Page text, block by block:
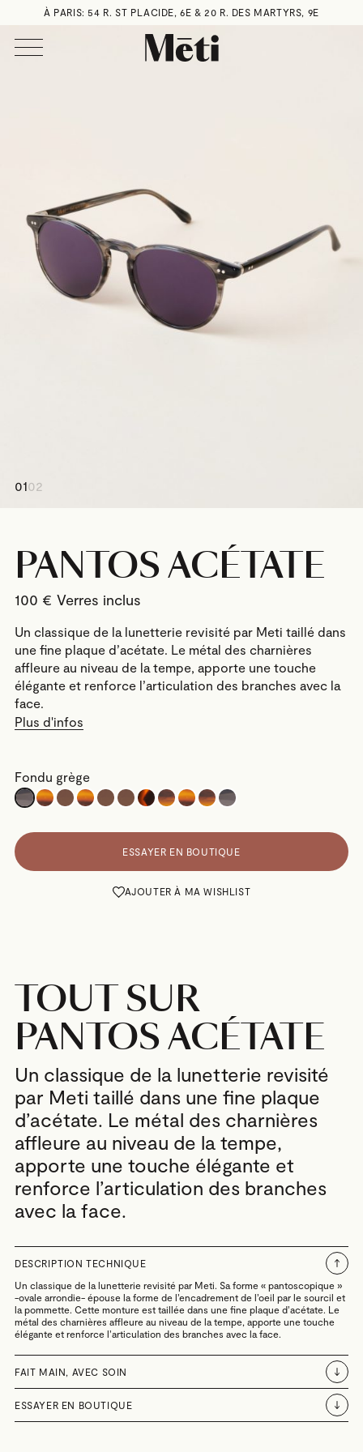
À PARIS: 54 R. ST PLACIDE, 6E & 20 R. DES MARTYRS, 9E
0102
PANTOS ACÉTATE
100 €
Un classique de la lunetterie revisité par Meti taillé dans
une fine plaque d’acétate. Le métal des charnières
affleure au niveau de la tempe, apporte une touche
élégante et renforce l’articulation des branches avec la
face.
Plus d'infos
Fondu grège
ESSAYER EN BOUTIQUE
AJOUTER À MA WISHLIST
TOUT SUR
PANTOS ACÉTATE
Un classique de la lunetterie revisité
par Meti taillé dans une fine plaque
d’acétate. Le métal des charnières
affleure au niveau de la tempe,
apporte une touche élégante et
renforce l’articulation des branches
avec la face.
DESCRIPTION TECHNIQUE
Un classique de la lunetterie revisité par Meti. Sa forme « pantoscopique »
-ovale arrondie- épouse la forme de l’encadrement de l’oeil par le sourcil et
la pommette. Cette monture est taillée dans une fine plaque d’acétate. Le
métal des charnières affleure au niveau de la tempe, apporte une touche
élégante et renforce l’articulation des branches avec la face.
FAIT MAIN, AVEC SOIN
ESSAYER EN BOUTIQUE